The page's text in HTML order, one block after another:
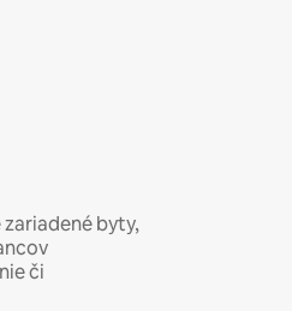
byty,
či